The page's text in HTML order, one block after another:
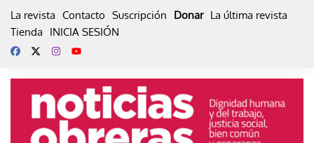
La revista Contacto Suscripción Donar La última revista
Tienda
INICIA SESIÓN